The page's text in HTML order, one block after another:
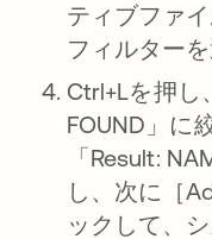
ティブファ
フィルター
Ctrl+Lを押し
FOUND」に
「Result:
し、次に［
ックして、